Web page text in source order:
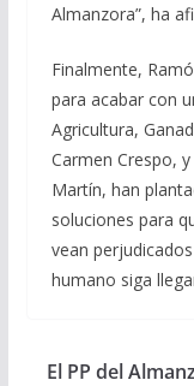
Almanzora”, ha
Finalmente,
para acabar con
Agricultura,
Carmen Crespo,
Martín, han
soluciones para
vean
humano siga
El PP del